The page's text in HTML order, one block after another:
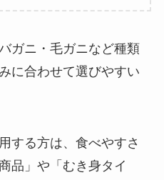
ガニ・毛ガニなど種類
に合わせて選びやすい
する方は、食べやすさ
品」や「むき身タイ